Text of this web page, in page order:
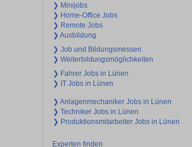
❯ Minijobs
❯ Home-Office Jobs
❯ Remote Jobs
❯ Ausbildung
❯ Job und Bildungsmessen
❯ Weiterbildungsmöglichkeiten
❯ Fahrer Jobs in Lünen
❯ IT Jobs in Lünen
❯ Anlagenmechaniker Jobs in Lünen
❯ Techniker Jobs in Lünen
❯ Produktionsmitarbeiter Jobs in Lünen
Experten finden